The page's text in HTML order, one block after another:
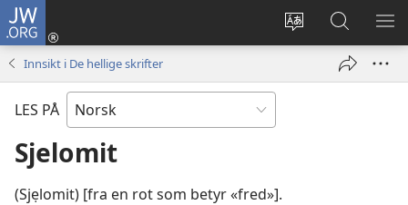
JW.ORG
Endre
Logg
inn
vindu)
Søk
på
JW.ORG
VIS
Innsikt i De hellige skrifter
LES PÅ
Sjelomit
(Sjẹlomit) [fra en rot som betyr «fred»].